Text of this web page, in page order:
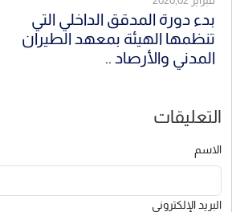
بدء دورة المدقق الداخلي التي
تنظمها الهيئة بمعهد الطيران
المدني والأرصاد ..
التعليقات
الاسم
البريد الإلكتروني